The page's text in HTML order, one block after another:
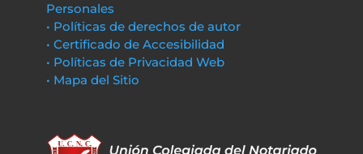
Personales
• Políticas de derechos de autor
• Certificado de Accesibilidad
• Políticas de Privacidad Web
• Mapa del Sitio